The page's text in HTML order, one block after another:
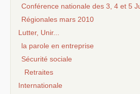
Conférence nationale des 3, 4 et 5
Régionales mars 2010
Lutter, Unir...
la parole en entreprise
Sécurité sociale
Retraites
Internationale